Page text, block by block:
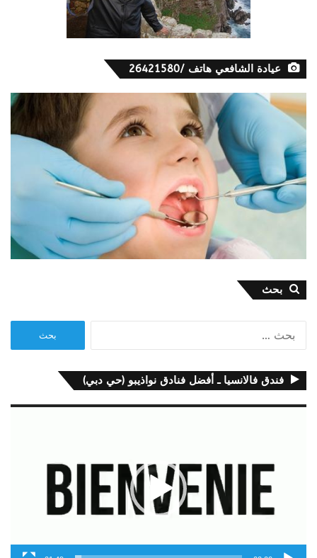
عيادة الشافعي هاتف /26421580
بحث
فندق فالانسيا ـ أفضل فنادق نواذيبو (حي دبي)